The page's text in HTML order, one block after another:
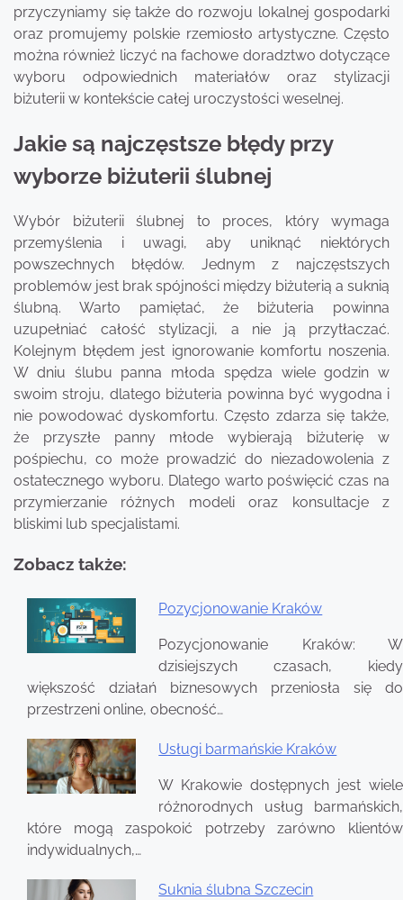
przyczyniamy się także do rozwoju lokalnej gospodarki
oraz promujemy polskie rzemiosło artystyczne. Często
można również liczyć na fachowe doradztwo dotyczące
wyboru odpowiednich materiałów oraz stylizacji
biżuterii w kontekście całej uroczystości weselnej.
Jakie są najczęstsze błędy przy
wyborze biżuterii ślubnej
Wybór biżuterii ślubnej to proces, który wymaga
przemyślenia i uwagi, aby uniknąć niektórych
powszechnych błędów. Jednym z najczęstszych
problemów jest brak spójności między biżuterią a suknią
ślubną. Warto pamiętać, że biżuteria powinna
uzupełniać całość stylizacji, a nie ją przytłaczać.
Kolejnym błędem jest ignorowanie komfortu noszenia.
W dniu ślubu panna młoda spędza wiele godzin w
swoim stroju, dlatego biżuteria powinna być wygodna i
nie powodować dyskomfortu. Często zdarza się także,
że przyszłe panny młode wybierają biżuterię w
pośpiechu, co może prowadzić do niezadowolenia z
ostatecznego wyboru. Dlatego warto poświęcić czas na
przymierzanie różnych modeli oraz konsultacje z
bliskimi lub specjalistami.
Zobacz także:
Pozycjonowanie Kraków
Pozycjonowanie Kraków: W
dzisiejszych czasach, kiedy
większość działań biznesowych przeniosła się do
przestrzeni online, obecność…
Usługi barmańskie Kraków
W Krakowie dostępnych jest wiele
różnorodnych usług barmańskich,
które mogą zaspokoić potrzeby zarówno klientów
indywidualnych,…
Suknia ślubna Szczecin
Nawigacja